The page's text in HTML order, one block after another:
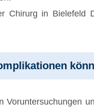
Chirurg in
Voruntersuchungen